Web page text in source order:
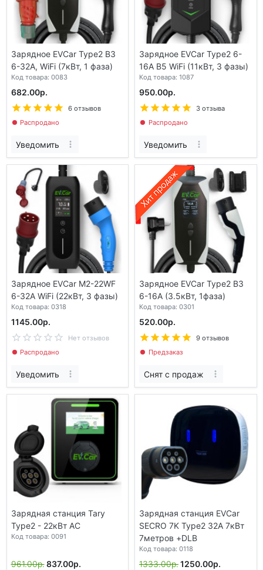
Зарядное EVCar Type2 B3
6-32A, WiFi (7кВт, 1 фаза)
Код товара: 0083
682.00р.
6 отзывов
Распродано
Уведомить
Зарядное EVCar Type2 6-
16A B5 WiFi (11кВт, 3 фазы)
Код товара: 1087
950.00р.
3 отзыва
Распродано
Уведомить
Зарядное EVCar M2-22WF
6-32A WiFi (22кВт, 3 фазы)
Код товара: 0318
1145.00р.
Нет отзывов
Распродано
Уведомить
Зарядное EVCar Type2 B3
6-16A (3.5кВт, 1фаза)
Код товара: 0301
520.00р.
9 отзывов
Предзаказ
Снят с продаж
Зарядная станция Tary
Type2 - 22кВт АС
Код товара: 0091
961.00р. 837.00р.
Зарядная станция EVCar
SECRO 7K Type2 32A 7кВт
7метров +DLB
Код товара: 0118
1333.00р.1250.00р.